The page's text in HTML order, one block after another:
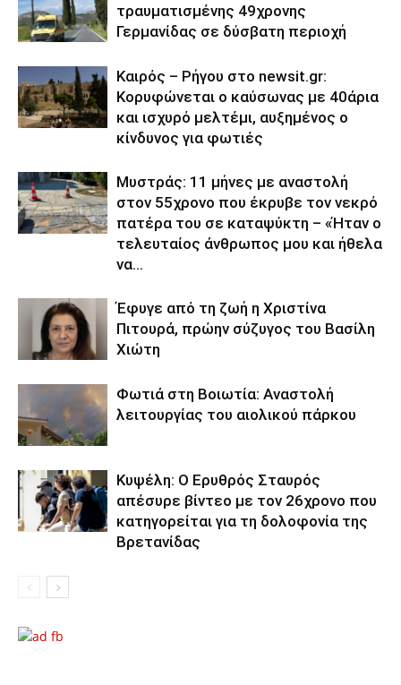
τραυματισμένης 49χρονης
Γερμανίδας σε δύσβατη περιοχή
Καιρός – Ρήγου στο newsit.gr:
Κορυφώνεται ο καύσωνας με 40άρια
και ισχυρό μελτέμι, αυξημένος ο
κίνδυνος για φωτιές
Μυστράς: 11 μήνες με αναστολή
στον 55χρονο που έκρυβε τον νεκρό
πατέρα του σε καταψύκτη – «Ήταν ο
τελευταίος άνθρωπος μου και ήθελα
να...
Έφυγε από τη ζωή η Χριστίνα
Πιτουρά, πρώην σύζυγος του Βασίλη
Χιώτη
Φωτιά στη Βοιωτία: Αναστολή
λειτουργίας του αιολικού πάρκου
Κυψέλη: Ο Ερυθρός Σταυρός
απέσυρε βίντεο με τον 26χρονο που
κατηγορείται για τη δολοφονία της
Βρετανίδας